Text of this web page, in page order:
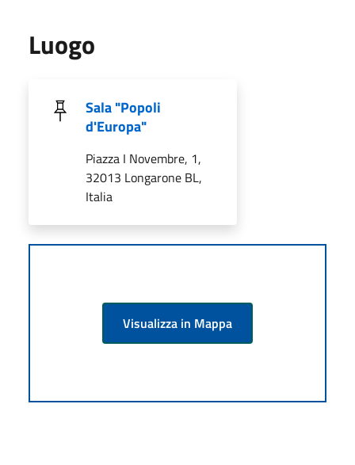
Luogo
Sala "Popoli
d'Europa"
Piazza I Novembre, 1,
32013 Longarone BL,
Italia
Visualizza in Mappa